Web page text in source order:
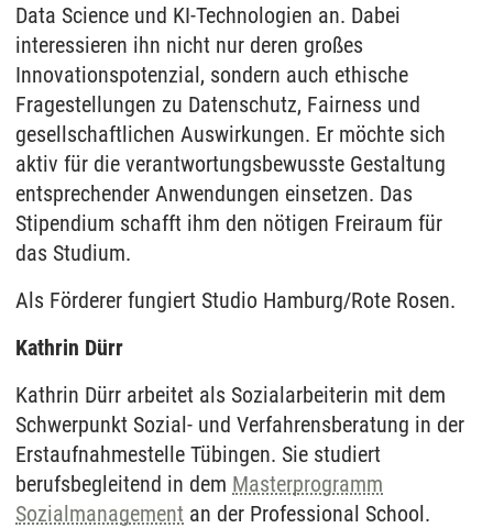
Data Science und KI-Technologien an. Dabei
interessieren ihn nicht nur deren großes
Innovationspotenzial, sondern auch ethische
Fragestellungen zu Datenschutz, Fairness und
gesellschaftlichen Auswirkungen. Er möchte sich
aktiv für die verantwortungsbewusste Gestaltung
entsprechender Anwendungen einsetzen. Das
Stipendium schafft ihm den nötigen Freiraum für
das Studium.
Als Förderer fungiert Studio Hamburg/Rote Rosen.
Kathrin Dürr
Kathrin Dürr arbeitet als Sozialarbeiterin mit dem
Schwerpunkt Sozial- und Verfahrensberatung in der
Erstaufnahmestelle Tübingen. Sie studiert
berufsbegleitend in dem Masterprogramm
Sozialmanagement an der Professional School.